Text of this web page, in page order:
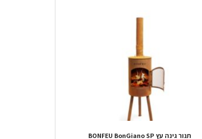
תנור גינה עץ BONFEU BonGiano SP